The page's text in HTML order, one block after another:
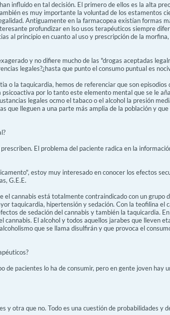
influido en tal decisión. El primero de ellos es la alta
es muy importante la voluntad de los estamentos
Antiguamente en la farmacopea existían formas
profundizar en lso usos terapéuticos siempre
al principio en cuanto al uso y prescripción de la
y no difiere mucho de las "drogas aceptadas
legales?¿hasta que punto el consumo puntual es
o la taquicardia, hemos de referenciar que son
por lo tanto este elemento mental que se le
legales ocmo el tabaco o el alcohol la presión
lleguen a una parte más amplia de la población y
El problema del paciente radica en la
estoy muy interesado en conocer los efectos
G.E.E.
cannabis está totalmente contraindicado con un grupo
taquicardia, hipertensión y sedación. Con la teofilina el
de sedación del cannabis y también la taquicardia.
cannabis. El alcohol y todos aquellos jarabes que lleven
que se llama disulfirán y que provoca el
de pacientes lo ha de consumir, pero en gente joven hay
y otra que no. Todo es una cuestión de probabilidades y